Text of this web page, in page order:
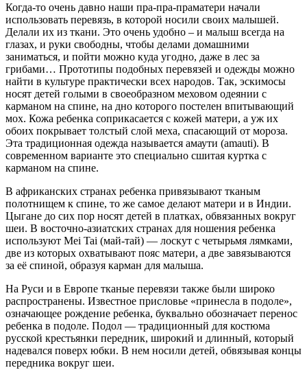
Когда-то очень давно наши пра-пра-праматери начали
использовать перевязь, в которой носили своих малышей.
Делали их из ткани. Это очень удобно – и малыш всегда на
глазах, и руки свободны, чтобы делами домашними
заниматься, и пойти можно куда угодно, даже в лес за
грибами… Прототипы подобных перевязей и одежды можно
найти в культуре практически всех народов. Так, эскимосы
носят детей голыми в своеобразном меховом одеянии с
карманом на спине, на дно которого постелен впитывающий
мох. Кожа ребенка соприкасается с кожей матери, а уж их
обоих покрывает толстый слой меха, спасающий от мороза.
Эта традиционная одежда называется амаути (amauti). В
современном варианте это специально сшитая куртка с
карманом на спине.
В африканских странах ребенка привязывают тканым
полотнищем к спине, то же самое делают матери и в Индии.
Цыгане до сих пор носят детей в платках, обвязанных вокруг
шеи. В восточно-азиатских странах для ношения ребенка
используют Mei Tai (май-тай) — лоскут с четырьмя лямками,
две из которых охватывают пояс матери, а две завязываются
за её спиной, образуя карман для малыша.
На Руси и в Европе тканые перевязи также были широко
распространены. Известное присловье «принесла в подоле»,
означающее рождение ребенка, буквально обозначает перенос
ребенка в подоле. Подол — традиционный для костюма
русской крестьянки передник, широкий и длинный, который
надевался поверх юбки. В нем носили детей, обвязывая концы
передника вокруг шеи.